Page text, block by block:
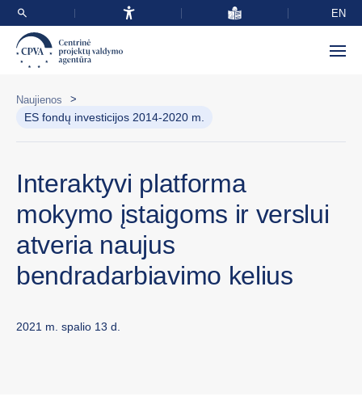
EN
Naujienos >
ES fondų investicijos 2014-2020 m.
Interaktyvi platforma
mokymo įstaigoms ir verslui
atveria naujus
bendradarbiavimo kelius
2021 m. spalio 13 d.